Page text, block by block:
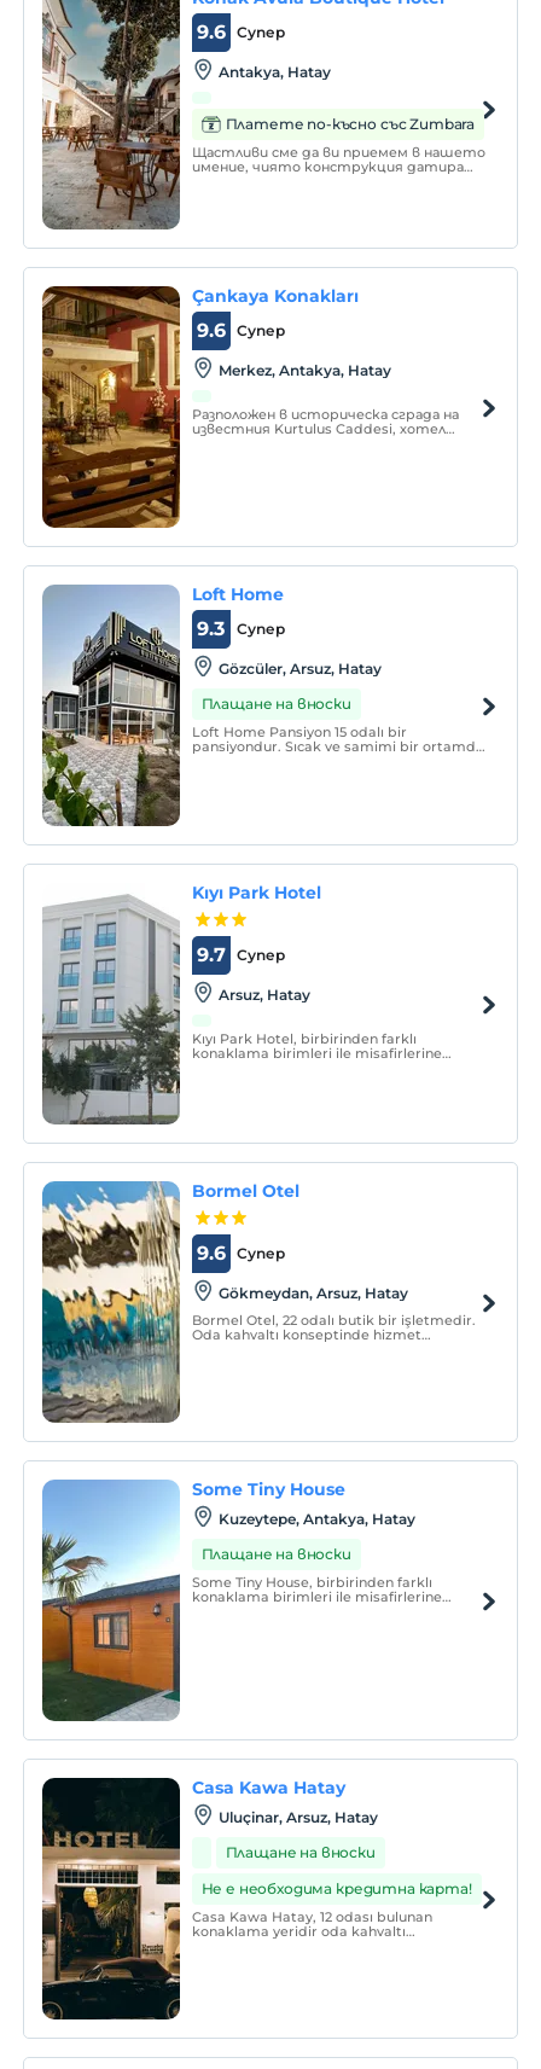
Супер
9.6
Antakya, Hatay
Платете по-късно със Zumbara
Щастливи сме да ви приемем в нашето
имение, чиято конструкция датира
историята във всички детайли.
Çankaya Konakları
Супер
9.6
Merkez, Antakya, Hatay
Разположен в историческа сграда на
известния Kurtulus Caddesi, хотел
Loft Home
Супер
9.3
Gözcüler, Arsuz, Hatay
Плащане на вноски
Loft Home Pansiyon 15 odalı bir
pansiyondur. Sıcak ve samimi bir ortamda
Kıyı Park Hotel
Супер
9.7
Arsuz, Hatay
Kıyı Park Hotel, birbirinden farklı
konaklama birimleri ile misafirlerine
Bormel Otel
Супер
9.6
Gökmeydan, Arsuz, Hatay
Bormel Otel, 22 odalı butik bir işletmedir.
Oda kahvaltı konseptinde hizmet
Some Tiny House
Kuzeytepe, Antakya, Hatay
Плащане на вноски
Some Tiny House, birbirinden farklı
konaklama birimleri ile misafirlerine
Casa Kawa Hatay
Uluçinar, Arsuz, Hatay
Плащане на вноски
Не е необходима кредитна карта!
Casa Kawa Hatay, 12 odası bulunan
konaklama yeridir oda kahvaltı